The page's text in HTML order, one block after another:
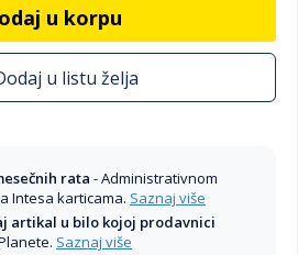
u korpu
u listu želja
rata - Administrativnom
Intesa karticama. Saznaj više
artikal u bilo kojoj prodavnici
Saznaj više